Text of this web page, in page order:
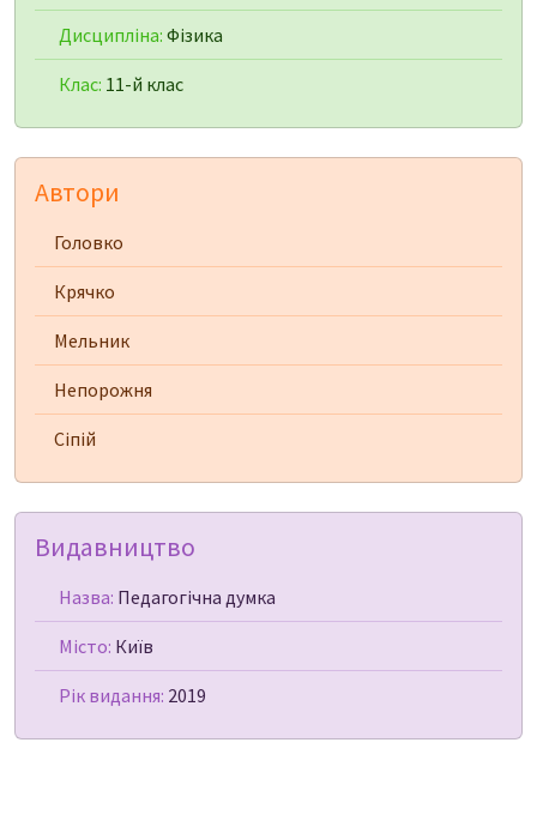
Дисципліна: Фізика
Клас: 11-й клас
Автори
Головко
Крячко
Мельник
Непорожня
Сіпій
Видавництво
Назва: Педагогічна думка
Місто: Київ
Рік видання: 2019